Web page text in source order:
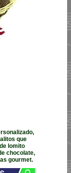
que
lomito
chocolate,
gourmet.